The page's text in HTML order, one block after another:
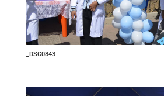
_DSC0843